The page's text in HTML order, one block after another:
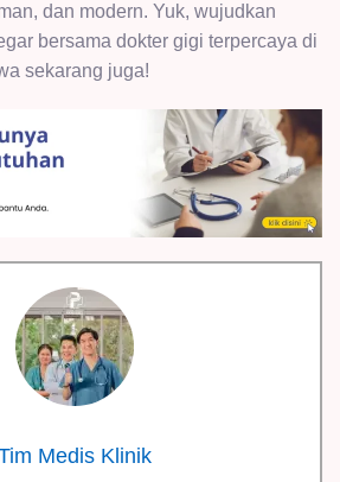
dan modern. Yuk, wujudkan
bersama dokter gigi terpercaya di
sekarang juga!
Medis Klinik